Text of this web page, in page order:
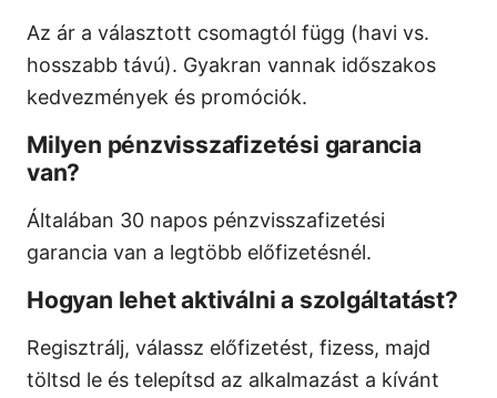
Az ár a választott csomagtól függ (havi vs.
hosszabb távú). Gyakran vannak időszakos
kedvezmények és promóciók.
Milyen pénzvisszafizetési garancia
van?
Általában 30 napos pénzvisszafizetési
garancia van a legtöbb előfizetésnél.
Hogyan lehet aktiválni a szolgáltatást?
Regisztrálj, válassz előfizetést, fizess, majd
töltsd le és telepítsd az alkalmazást a kívánt